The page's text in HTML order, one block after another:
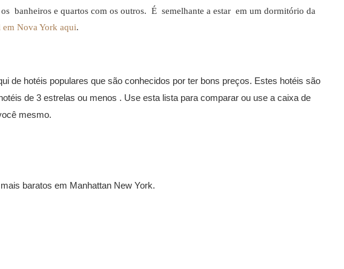
banheiros e quartos com os outros. É semelhante a estar em um dormitório da
em Nova York aqui.
de hotéis populares que são conhecidos por ter bons preços. Estes hotéis são
de 3 estrelas ou menos . Use esta lista para comparar ou use a caixa de
mesmo.
baratos em Manhattan New York.